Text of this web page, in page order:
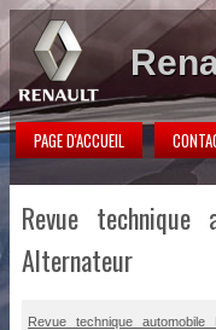
PAGE D'ACCUEIL
Revue technique
Alternateur
Revue technique automobile